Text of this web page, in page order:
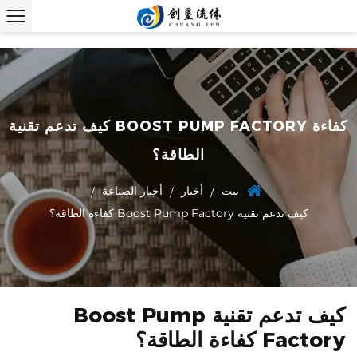
كيف تدعم تقنية BOOST PUMP FACTORY كفاءة
الطاقة؟
بيت / أخبار / أخبار الصناعة /
كيف تدعم تقنية Boost Pump Factory كفاءة الطاقة؟
كيف تدعم تقنية Boost Pump
Factory كفاءة الطاقة؟